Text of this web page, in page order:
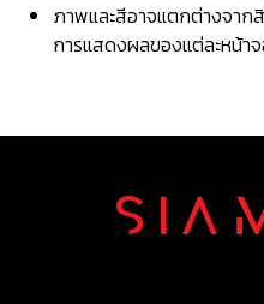
ภาพและสีอาจแตกต่างจาก
การแสดงผลของแต่ละหน้า